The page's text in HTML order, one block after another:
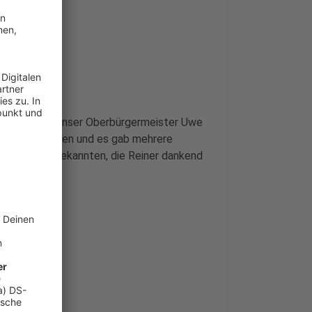
hat sich unser Oberbürgermeister Uwe
eingelassen und es gab mehrere
und Bekannten, die Reiner dankend